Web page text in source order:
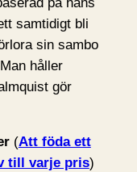
samtidigt bli
sin sambo
håller
gör
(Att föda ett
till varje pris)